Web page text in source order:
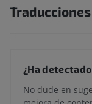
Traducciones
¿Ha
No dude en